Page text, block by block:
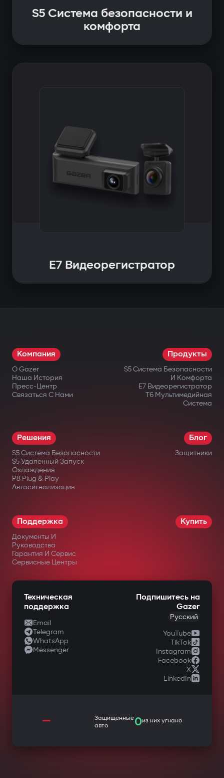
S5 Система безопасности и
комфорта
E7 Видеорегистратор
Компания
О Gazer
Наша История
Пресс-Центр
Связаться С Нами
Продукты
S5 Система Безопасности
И Комфорта
E7 Видеорегистратор
T6 Мультимедийная
Система
Решения
S5 Система Безопасности
S5 Удаленный Запуск
Охлаждения
P8 Plug & Play
Автосигнализация
Блог
Защитники
Поддержка
Документы И
Руководства
Гарантия И Сервис
Сервисные Центры
Купить
Техническая
поддержка
Email
Telegram
WhatsApp
Messenger
Подпишитесь на
Gazer
Русский
YouTube
TikTok
Instagram
Facebook
X
LinkedIn
—
Защищенные
авто
0из них угнано